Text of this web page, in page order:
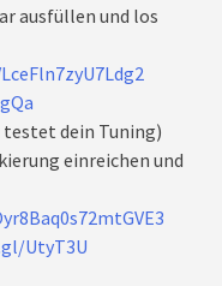
ausfüllen und los
dein Tuning)
einreichen und
UtyT3U